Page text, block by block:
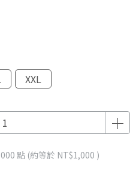
XXL
點 (約等於 NT$1,000 )